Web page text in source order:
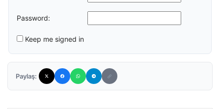
Password:
Keep me signed in
Paylaş: